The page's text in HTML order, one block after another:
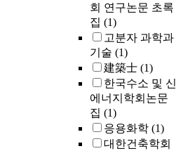
회 연구논문 초록
집 (1)
고분자 과학과
기술 (1)
建築士 (1)
한국수소 및 신
에너지학회논문
집 (1)
응용화학 (1)
대한건축학회